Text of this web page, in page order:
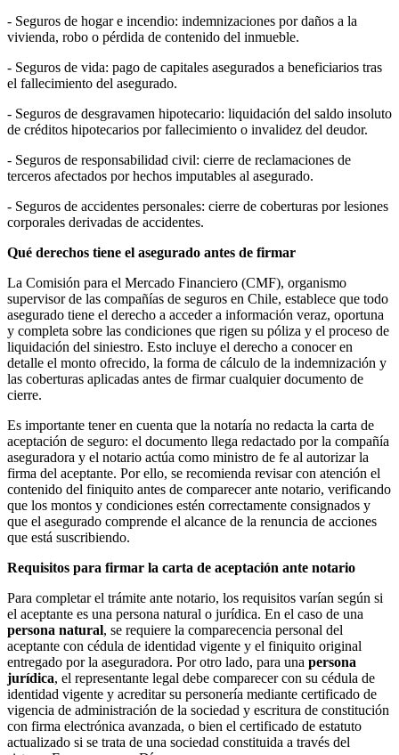
- Seguros de hogar e incendio: indemnizaciones por daños a la
vivienda, robo o pérdida de contenido del inmueble.
- Seguros de vida: pago de capitales asegurados a beneficiarios tras
el fallecimiento del asegurado.
- Seguros de desgravamen hipotecario: liquidación del saldo insoluto
de créditos hipotecarios por fallecimiento o invalidez del deudor.
- Seguros de responsabilidad civil: cierre de reclamaciones de
terceros afectados por hechos imputables al asegurado.
- Seguros de accidentes personales: cierre de coberturas por lesiones
corporales derivadas de accidentes.
Qué derechos tiene el asegurado antes de firmar
La Comisión para el Mercado Financiero (CMF), organismo
supervisor de las compañías de seguros en Chile, establece que todo
asegurado tiene el derecho a acceder a información veraz, oportuna
y completa sobre las condiciones que rigen su póliza y el proceso de
liquidación del siniestro. Esto incluye el derecho a conocer en
detalle el monto ofrecido, la forma de cálculo de la indemnización y
las coberturas aplicadas antes de firmar cualquier documento de
cierre.
Es importante tener en cuenta que la notaría no redacta la carta de
aceptación de seguro: el documento llega redactado por la compañía
aseguradora y el notario actúa como ministro de fe al autorizar la
firma del aceptante. Por ello, se recomienda revisar con atención el
contenido del finiquito antes de comparecer ante notario, verificando
que los montos y condiciones estén correctamente consignados y
que el asegurado comprende el alcance de la renuncia de acciones
que está suscribiendo.
Requisitos para firmar la carta de aceptación ante notario
Para completar el trámite ante notario, los requisitos varían según si
el aceptante es una persona natural o jurídica. En el caso de una
persona natural, se requiere la comparecencia personal del
aceptante con cédula de identidad vigente y el finiquito original
entregado por la aseguradora. Por otro lado, para una persona
jurídica, el representante legal debe comparecer con su cédula de
identidad vigente y acreditar su personería mediante certificado de
vigencia de administración de la sociedad y escritura de constitución
con firma electrónica avanzada, o bien el certificado de estatuto
actualizado si se trata de una sociedad constituida a través del